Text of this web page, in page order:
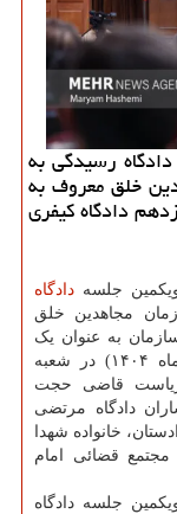
رسیدگی به
خلق معروف به
دادگاه کیفری
جلسه دادگاه
اعضاء سازمان مجاهدین خلق
به عنوان یک
شخصیت حقوقی، امروز سه شنبه (۹ دی ماه ۱۴۰۴) در شعبه
ریاست قاضی حجت
دادگاه مرتضی
خانواده شهدا
قضائی امام
جلسه دادگاه